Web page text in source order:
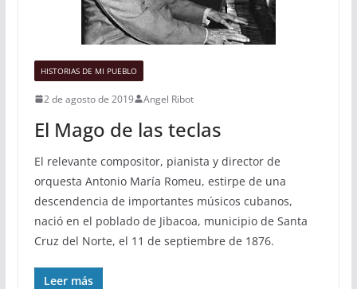
HISTORIAS DE MI PUEBLO
2 de agosto de 2019 Angel Ribot
El Mago de las teclas
El relevante compositor, pianista y director de
orquesta Antonio María Romeu, estirpe de una
descendencia de importantes músicos cubanos,
nació en el poblado de Jibacoa, municipio de Santa
Cruz del Norte, el 11 de septiembre de 1876.
Leer más